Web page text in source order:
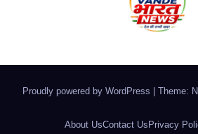
Proudly powered by WordPress Theme:
About UsContact Us Privacy